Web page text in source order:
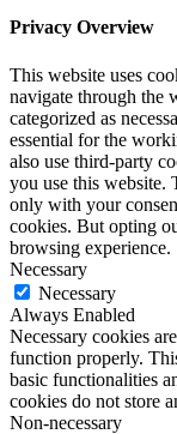
Privacy Overview
This website uses
navigate through the
categorized as
essential for the
also use third-party
you use this website.
only with your
cookies. But opting
browsing experience.
Necessary
Necessary
Always Enabled
Necessary cookies
function properly.
basic functionalities
cookies do not store
Non-necessary